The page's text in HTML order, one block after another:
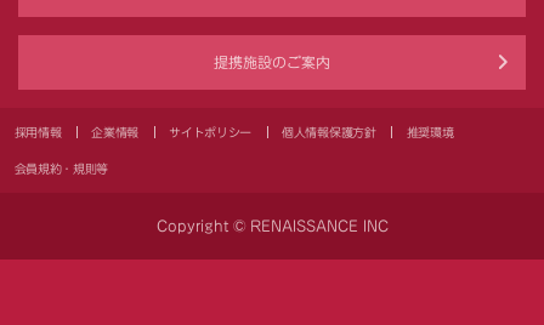
提携施設のご案内
採用情報 企業情報 サイトポリシー 個人情報保護方針 推奨環境
会員規約・規則等
Copyright © RENAISSANCE INC